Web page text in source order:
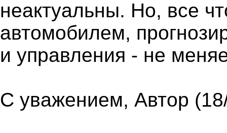
неактуальны. Но, все
автомобилем,
и управления - не
С уважением, Автор